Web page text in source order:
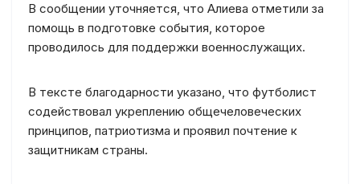
В сообщении уточняется, что Алиева отметили за
помощь в подготовке события, которое
проводилось для поддержки военнослужащих.
В тексте благодарности указано, что футболист
содействовал укреплению общечеловеческих
принципов, патриотизма и проявил почтение к
защитникам страны.